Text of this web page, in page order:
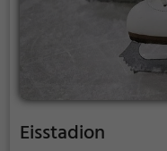
Eisstadion